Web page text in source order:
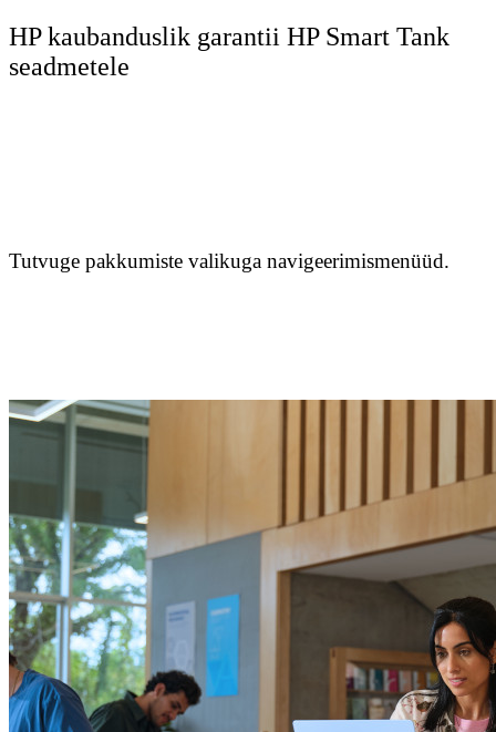
HP kaubanduslik garantii HP Smart Tank
seadmetele
Tutvuge pakkumiste valikuga navigeerimismenüüd.